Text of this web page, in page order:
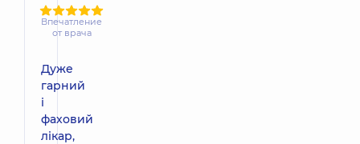
Впечатление
от врача
Дуже
гарний
і
фаховий
лікар,